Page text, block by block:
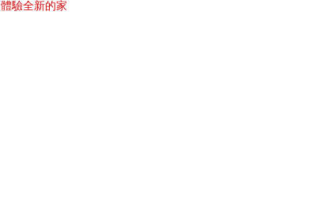
體驗全新的家